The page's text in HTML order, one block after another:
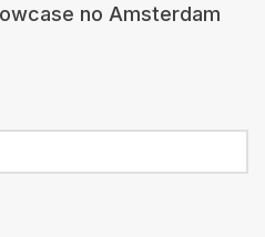
no Amsterdam